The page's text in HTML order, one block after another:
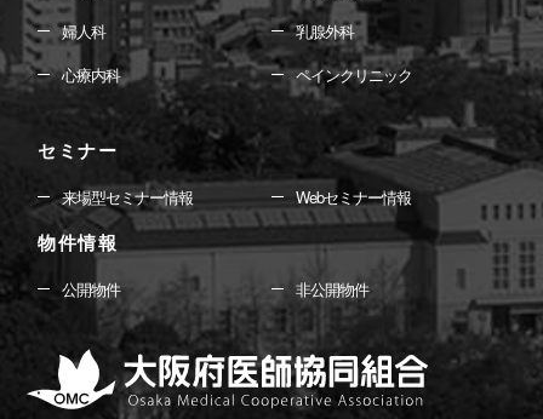
婦人科
乳腺外科
心療内科
ペインクリニック
セミナー
来場型セミナー情報 Webセミナー情報
物件情報
公開物件 非公開物件